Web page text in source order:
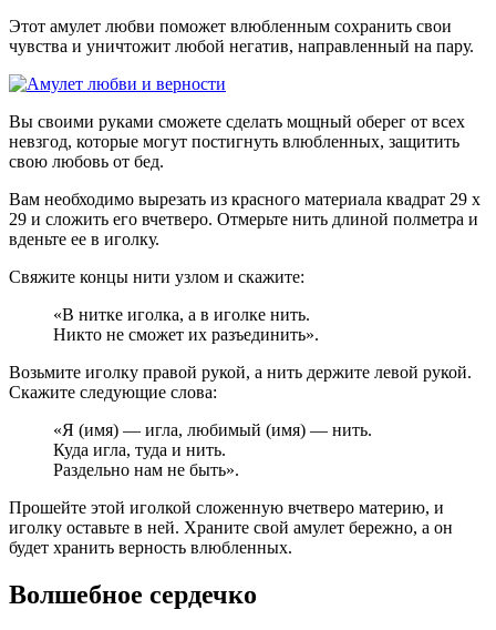
Этот амулет любви поможет влюбленным сохранить свои
чувства и уничтожит любой негатив, направленный на пару.
Вы своими руками сможете сделать мощный оберег от всех
невзгод, которые могут постигнуть влюбленных, защитить
свою любовь от бед.
Вам необходимо вырезать из красного материала квадрат 29 х
29 и сложить его вчетверо. Отмерьте нить длиной полметра и
вденьте ее в иголку.
Свяжите концы нити узлом и скажите:
«В нитке иголка, а в иголке нить.
Никто не сможет их разъединить».
Возьмите иголку правой рукой, а нить держите левой рукой.
Скажите следующие слова:
«Я (имя) — игла, любимый (имя) — нить.
Куда игла, туда и нить.
Раздельно нам не быть».
Прошейте этой иголкой сложенную вчетверо материю, и
иголку оставьте в ней. Храните свой амулет бережно, а он
будет хранить верность влюбленных.
Волшебное сердечко